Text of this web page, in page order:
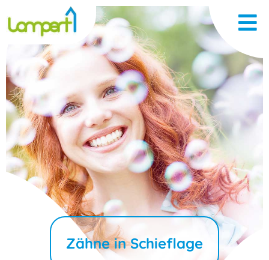
Zähne in Schieflage